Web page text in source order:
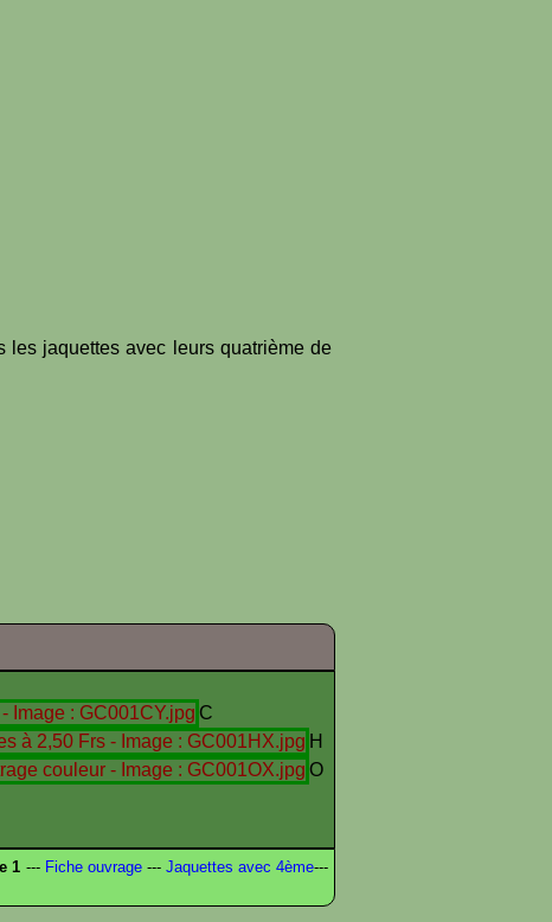
les jaquettes avec leurs quatrième de
C
H
O
1 ---Fiche ouvrage--- Jaquettes avec 4ème---